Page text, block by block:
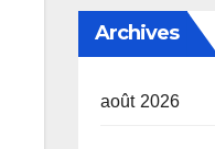
Archives
août 2026